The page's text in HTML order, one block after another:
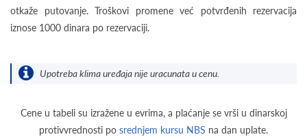
otkaže putovanje. Troškovi promene već potvrđenih rezervacija
iznose 1000 dinara po rezervaciji.
Upotreba klima uređaja nije uracunata u cenu.
Cene u tabeli su izražene u evrima, a plaćanje se vrši u dinarskoj
protivvrednosti po srednjem kursu NBS na dan uplate.